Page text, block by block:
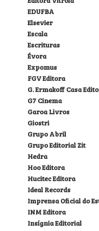
EDUFBA
Elsevier
Escala
Escrituras
Évora
Expomus
FGV Editora
G. Ermakoff Casa
G7 Cinema
Garoa Livros
Giostri
Grupo Abril
Grupo Editorial Zit
Hedra
Hoo Editora
Hucitec Editora
Ideal Records
Imprensa Oficial do
INM Editora
Insígnia Editorial